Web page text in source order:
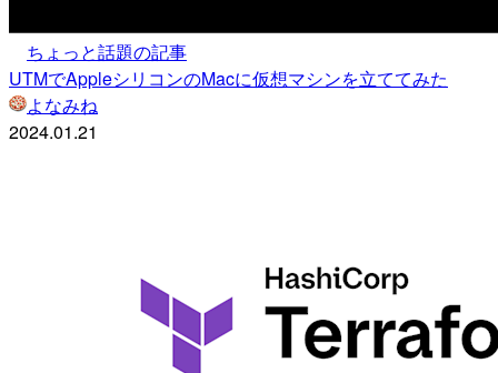
ちょっと話題の記事
UTMでAppleシリコンのMacに仮想マシンを立ててみた
よなみね
2024.01.21